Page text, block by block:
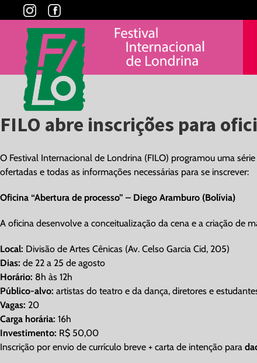
to
content
FILO abre inscrições para
O Festival Internacional de Londrina (FILO) programou uma
ofertadas e todas as informações necessárias para se inscrever:
Oficina “Abertura de processo” – Diego Aramburo (Bolívia)
A oficina desenvolve a conceitualização da cena e a criação de
Local: Divisão de Artes Cênicas (Av. Celso Garcia Cid, 205)
Dias: de 22 a 25 de agosto
Horário: 8h às 12h
Público-alvo: artistas do teatro e da dança, diretores e
Vagas: 20
Carga horária: 16h
Investimento: R$ 50,00
Inscrição por envio de currículo breve + carta de intenção para